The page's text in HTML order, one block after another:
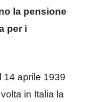
la pensione
per i
14 aprile 1939
in Italia la